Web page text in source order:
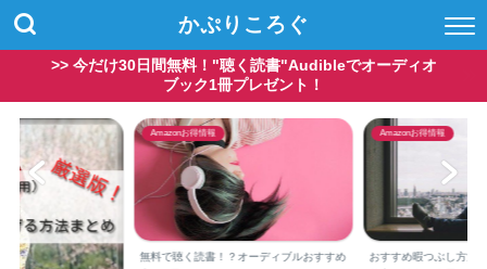
かぷりころぐ
>> 今だけ30日間無料！"聴く読書"Audibleでオーディオ
ブック1冊プレゼント！
Amazonお得情報
無料で聴く読書！？オーディブルおすすめ
Amazonお得情報
おすすめ暇つぶし方法(コロ